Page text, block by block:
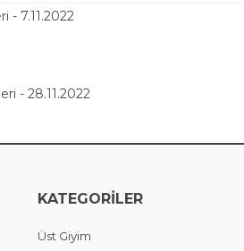
- 7.11.2022
- 28.11.2022
KATEGORİLER
Üst Giyim